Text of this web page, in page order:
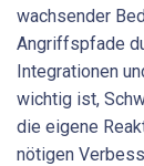
wachsender
Angriffspfade
Integrationen
wichtig ist,
die eigene
nötigen